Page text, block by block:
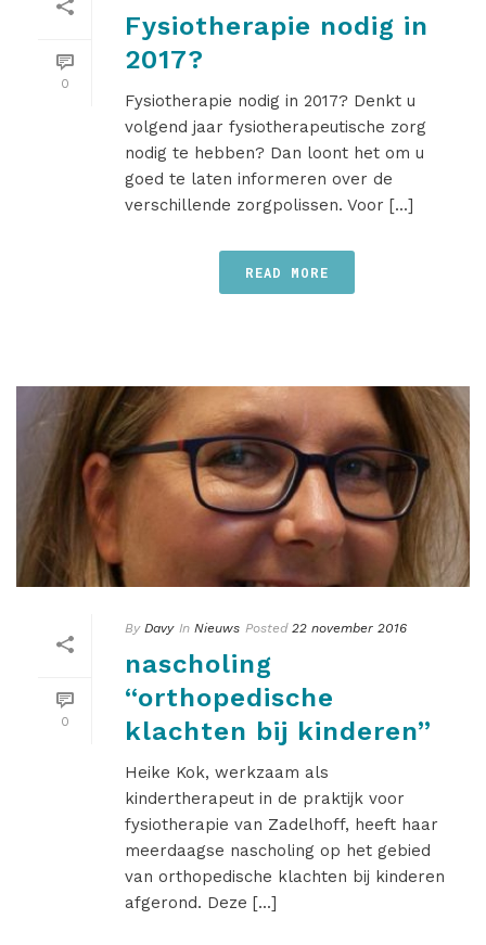
0
Fysiotherapie nodig in
2017?
Fysiotherapie nodig in 2017? Denkt u
volgend jaar fysiotherapeutische zorg
nodig te hebben? Dan loont het om u
goed te laten informeren over de
verschillende zorgpolissen. Voor [...]
READ MORE
0
By Davy In Nieuws Posted 22 november 2016
nascholing
“orthopedische
klachten bij kinderen”
Heike Kok, werkzaam als
kindertherapeut in de praktijk voor
fysiotherapie van Zadelhoff, heeft haar
meerdaagse nascholing op het gebied
van orthopedische klachten bij kinderen
afgerond. Deze [...]